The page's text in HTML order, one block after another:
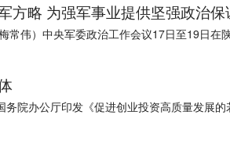
方略 为强军事业提供坚强政治保
常伟）中央军委政治工作会议17日至19日在
务院办公厅印发《促进创业投资高质量发展的